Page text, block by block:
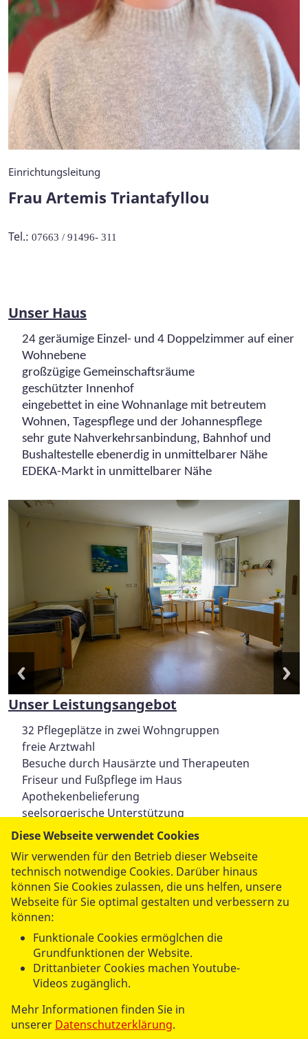
Einrichtungsleitung
Frau Artemis Triantafyllou
Tel.: 07663 / 91496- 311
Unser Haus
24 geräumige Einzel- und 4 Doppelzimmer auf einer
Wohnebene
großzügige Gemeinschaftsräume
geschützter Innenhof
eingebettet in eine Wohnanlage mit betreutem
Wohnen, Tagespflege und der Johannespflege
sehr gute Nahverkehrsanbindung, Bahnhof und
Bushaltestelle ebenerdig in unmittelbarer Nähe
EDEKA-Markt in unmittelbarer Nähe
Unser Leistungsangebot
32 Pflegeplätze in zwei Wohngruppen
freie Arztwahl
Besuche durch Hausärzte und Therapeuten
Friseur und Fußpflege im Haus
Apothekenbelieferung
seelsorgerische Unterstützung
professionelle Pflege und Betreuung
liebevoll gestalteter Innenhofbereich
Veranstaltungsraum
Diese Webseite verwendet Cookies
Wir verwenden für den Betrieb dieser Webseite
technisch notwendige Cookies. Darüber hinaus
können Sie Cookies zulassen, die uns helfen, unsere
Webseite für Sie optimal gestalten und verbessern zu
können:
Funktionale Cookies ermöglchen die
Grundfunktionen der Website.
Drittanbieter Cookies machen Youtube-
Videos zugänglich.
Mehr Informationen finden Sie in
unserer Datenschutzerklärung.